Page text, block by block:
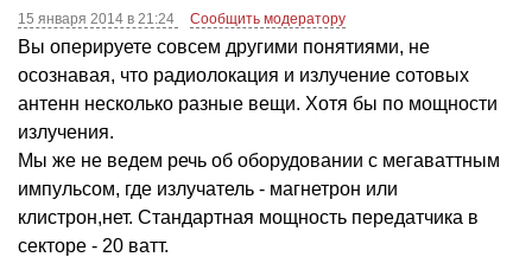
15 января 2014 в 21:24 Сообщить модератору
Вы оперируете совсем другими понятиями, не
осознавая, что радиолокация и излучение сотовых
антенн несколько разные вещи. Хотя бы по мощности
излучения.
Мы же не ведем речь об оборудовании с мегаваттным
импульсом, где излучатель - магнетрон или
клистрон,нет. Стандартная мощность передатчика в
секторе - 20 ватт.